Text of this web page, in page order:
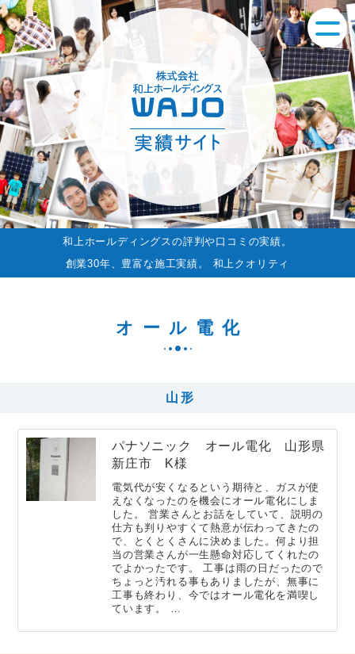
和上ホールディングスの評判や口コミの実績。
創業30年、豊富な施工実績。 和上クオリティ
オール電化
山形
パナソニック オール電化 山形県
新庄市 K様
電気代が安くなるという期待と、ガスが使
えなくなったのを機会にオール電化にしま
した。 営業さんとお話をしていて、説明の
仕方も判りやすくて熱意が伝わってきたの
で、とくとくさんに決めました。何より担
当の営業さんが一生懸命対応してくれたの
でよかったです。 工事は雨の日だったので
ちょっと汚れる事もありましたが、無事に
工事も終わり、今ではオール電化を満喫し
ています。 …